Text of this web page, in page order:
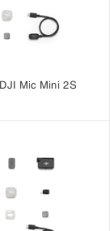
từ khi chụp và
tương phản động
tối.
kết quả sắc nét
được ngay cả ở
thể mở rộng lên
sắc trong việc
Control AF
tiên tiến nhất
Mic Mini 2S